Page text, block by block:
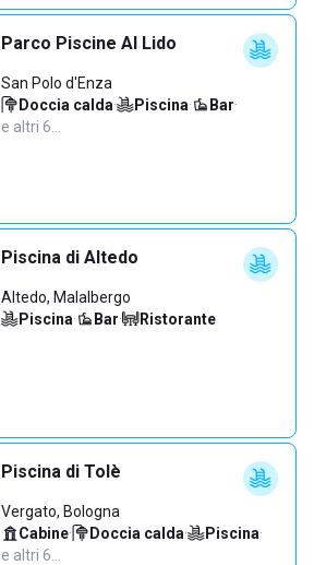
Parco Piscine Al Lido
San Polo d'Enza
Doccia calda· Piscina· Bar·
e altri 6…
Piscina di Altedo
Altedo, Malalbergo
Piscina· Bar· Ristorante
Piscina di Tolè
Vergato, Bologna
Cabine· Doccia calda· Piscina·
e altri 6…